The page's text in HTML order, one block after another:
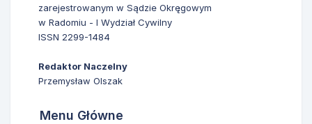
zarejestrowanym w Sądzie Okręgowym
w Radomiu - I Wydział Cywilny
ISSN 2299-1484
Redaktor Naczelny
Przemysław Olszak
Menu Główne